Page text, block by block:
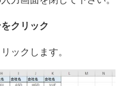
クリック
ックします。